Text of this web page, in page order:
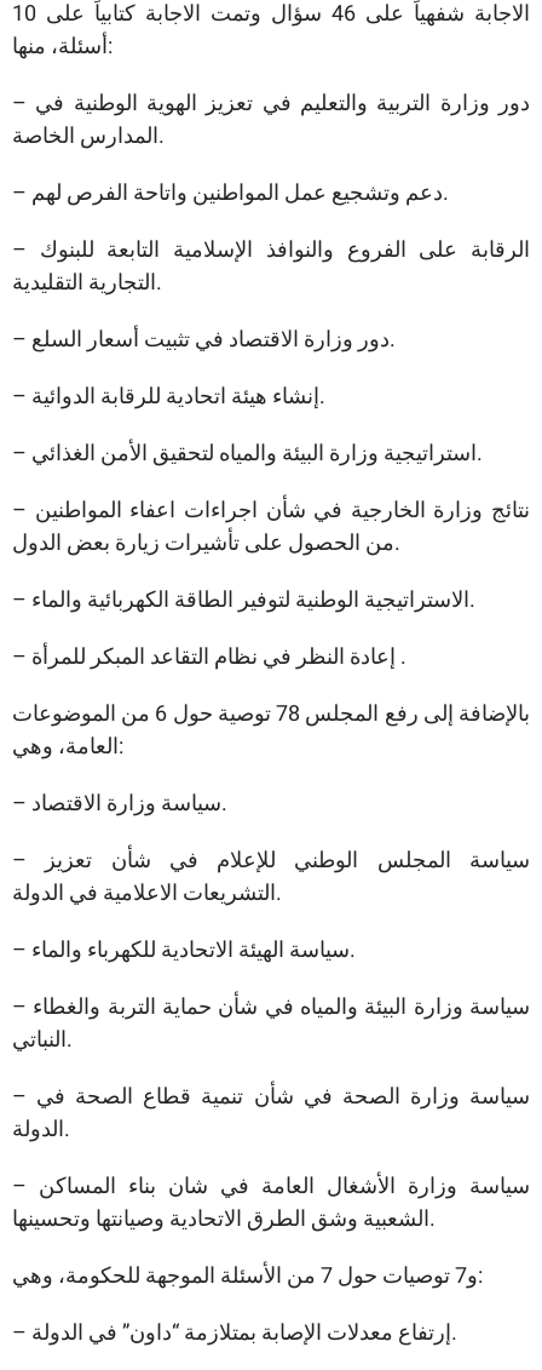
الاجابة شفهياً على 46 سؤال وتمت الاجابة كتابياً على 10
أسئلة، منها:
– دور وزارة التربية والتعليم في تعزيز الهوية الوطنية في
المدارس الخاصة.
– دعم وتشجيع عمل المواطنين واتاحة الفرص لهم.
– الرقابة على الفروع والنوافذ الإسلامية التابعة للبنوك
التجارية التقليدية.
– دور وزارة الاقتصاد في تثبيت أسعار السلع.
– إنشاء هيئة اتحادية للرقابة الدوائية.
– استراتيجية وزارة البيئة والمياه لتحقيق الأمن الغذائي.
– نتائج وزارة الخارجية في شأن اجراءات اعفاء المواطنين
من الحصول على تأشيرات زيارة بعض الدول.
– الاستراتيجية الوطنية لتوفير الطاقة الكهربائية والماء.
– إعادة النظر في نظام التقاعد المبكر للمرأة .
بالإضافة إلى رفع المجلس 78 توصية حول 6 من الموضوعات
العامة، وهي:
– سياسة وزارة الاقتصاد.
– سياسة المجلس الوطني للإعلام في شأن تعزيز
التشريعات الاعلامية في الدولة.
– سياسة الهيئة الاتحادية للكهرباء والماء.
– سياسة وزارة البيئة والمياه في شأن حماية التربة والغطاء
النباتي.
– سياسة وزارة الصحة في شأن تنمية قطاع الصحة في
الدولة.
– سياسة وزارة الأشغال العامة في شان بناء المساكن
الشعبية وشق الطرق الاتحادية وصيانتها وتحسينها.
و7 توصيات حول 7 من الأسئلة الموجهة للحكومة، وهي:
– إرتفاع معدلات الإصابة بمتلازمة “داون” في الدولة.